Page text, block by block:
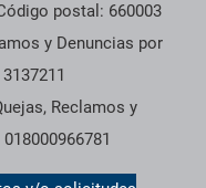
postal: 660003
y Denuncias por
Reclamos y